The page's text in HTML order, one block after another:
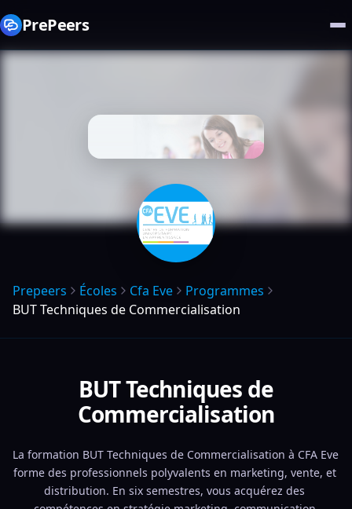
PrePeers
Prepeers Écoles Cfa Eve
Programmes
BUT Techniques de Commercialisation
BUT Techniques de
Commercialisation
La formation BUT Techniques de Commercialisation à CFA Eve
forme des professionnels polyvalents en marketing, vente, et
distribution. En six semestres, vous acquérez des